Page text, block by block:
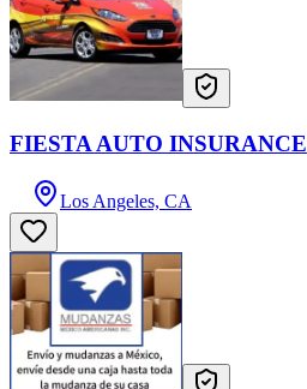
FIESTA AUTO INSURANCE
Los Angeles, CA